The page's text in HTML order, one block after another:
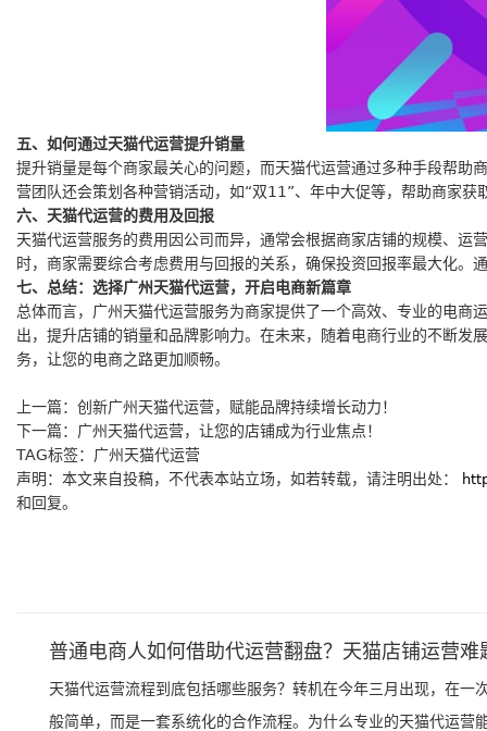
五、如何通过天猫代运营提升销量
提升销量是每个商家最关心的问题，而天猫代运营通过多种手段帮助
营团队还会策划各种营销活动，如“双11”、年中大促等，帮助商家
六、天猫代运营的费用及回报
天猫代运营服务的费用因公司而异，通常会根据商家店铺的规模、
时，商家需要综合考虑费用与回报的关系，确保投资回报率最大化
七、总结：选择广州天猫代运营，开启电商新篇章
总体而言，广州天猫代运营服务为商家提供了一个高效、专业的电
出，提升店铺的销量和品牌影响力。在未来，随着电商行业的不断
务，让您的电商之路更加顺畅。
上一篇： 创新广州天猫代运营，赋能品牌持续增长动力！
下一篇： 广州天猫代运营，让您的店铺成为行业焦点！
TAG标签： 广州天猫代运营
声明：本文来自投稿，不代表本站立场，如若转载，请注明出处：
和回复。
普通电商人如何借助代运营翻盘？天猫店铺运营难
天猫代运营流程到底包括哪些服务？转机在今年三月出现，在
般简单，而是一套系统化的合作流程。为什么专业的天猫代运营